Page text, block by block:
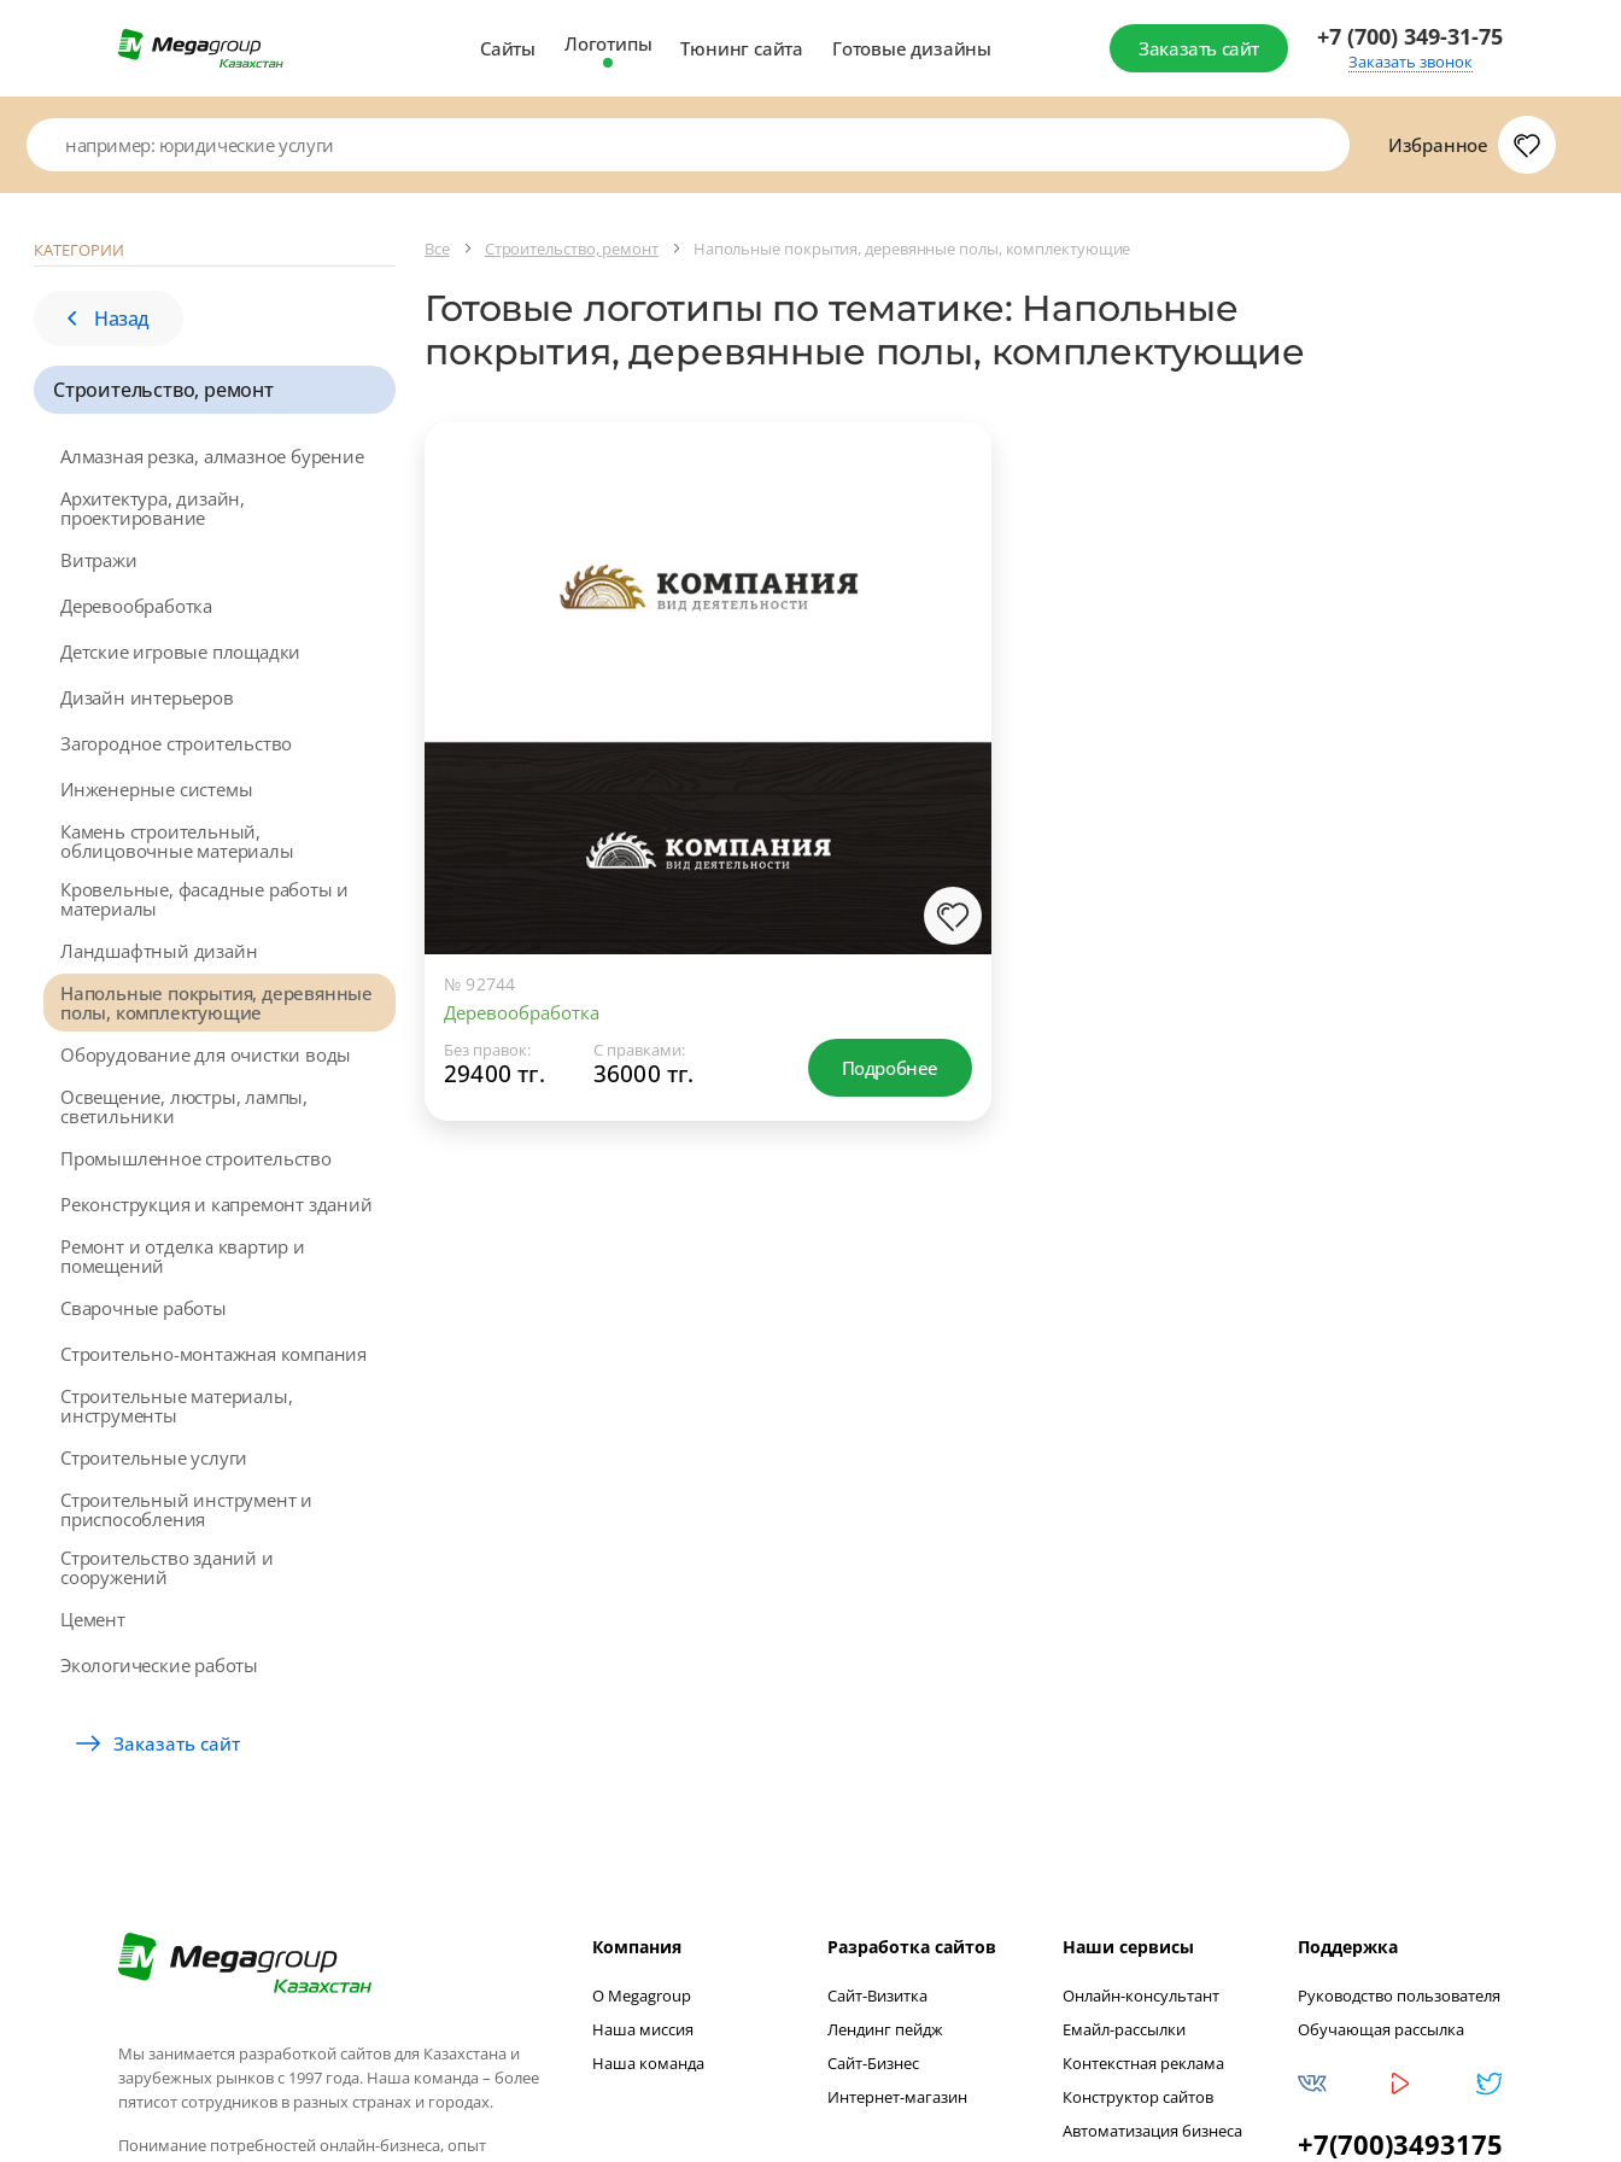
Сайты Логотипы Тюнинг сайта Готовые дизайны Заказать сайт +7 (700) 349-31-75
Заказать звонок
Избранное
КАТЕГОРИИ
Назад
Строительство, ремонт
Алмазная резка, алмазное бурение
Архитектура, дизайн,
проектирование
Витражи
Деревообработка
Детские игровые площадки
Дизайн интерьеров
Загородное строительство
Инженерные системы
Камень строительный,
облицовочные материалы
Кровельные, фасадные работы и
материалы
Ландшафтный дизайн
Напольные покрытия, деревянные
полы, комплектующие
Оборудование для очистки воды
Освещение, люстры, лампы,
светильники
Промышленное строительство
Реконструкция и капремонт зданий
Ремонт и отделка квартир и
помещений
Сварочные работы
Строительно-монтажная компания
Строительные материалы,
инструменты
Строительные услуги
Строительный инструмент и
приспособления
Строительство зданий и
сооружений
Цемент
Экологические работы
Заказать сайт
Все Строительство, ремонт Напольные покрытия, деревянные полы, комплектующие
Готовые логотипы по тематике: Напольные
покрытия, деревянные полы, комплектующие
№ 92744
Деревообработка
Без правок:
29400 тг.
С правками:
36000 тг. Подробнее
Мы занимается разработкой сайтов для Казахстана и
зарубежных рынков с 1997 года. Наша команда – более
пятисот сотрудников в разных странах и городах.
Понимание потребностей онлайн-бизнеса, опыт
Компания
О Megagroup
Наша миссия
Наша команда
Разработка сайтов
Сайт-Визитка
Лендинг пейдж
Сайт-Бизнес
Интернет-магазин
Наши сервисы
Онлайн-консультант
Емайл-рассылки
Контекстная реклама
Конструктор сайтов
Автоматизация бизнеса
Поддержка
Руководство пользователя
Обучающая рассылка
+7(700)3493175